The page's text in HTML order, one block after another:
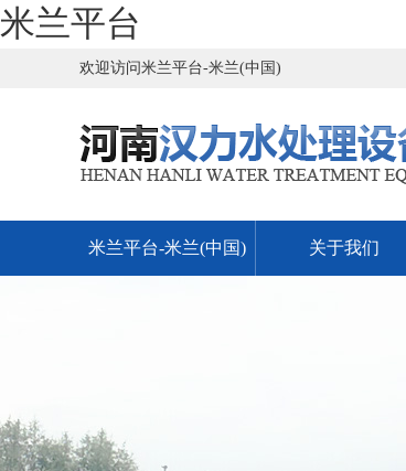
米兰平台
欢迎访问米兰平台-米兰(中国)
米兰平台-米兰(中国) 关于我们